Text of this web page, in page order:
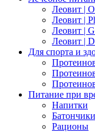
Леовит |
Леовит |
Леовит |
Леовит |
Для спорта и
Питание при
Напитки
Батончики
Рационы